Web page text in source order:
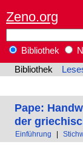
Zeno.org
Bibliothek
Bibliothek
Pape:
der
Einführung